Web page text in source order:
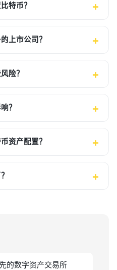
特币？
上市公司？
险？
？
资产配置？
的数字资产交易所